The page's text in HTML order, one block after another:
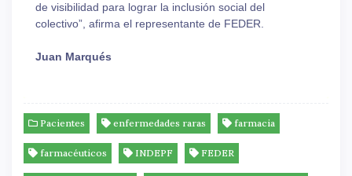
de visibilidad para lograr la inclusión social del
colectivo”, afirma el representante de FEDER.
Juan Marqués
Pacientes enfermedades raras farmacia
farmacéuticos INDEPF FEDER